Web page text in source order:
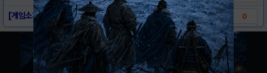
[게임소개] American Block Sni.. 0